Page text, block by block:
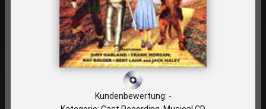
Kundenbewertung: -